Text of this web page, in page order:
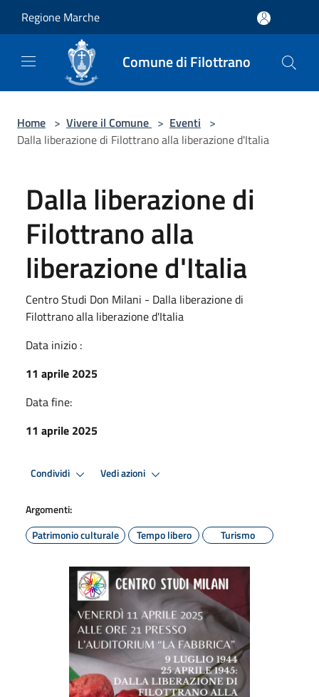
Regione Marche
Comune di Filottrano
Home > Vivere il Comune > Eventi >
Dalla liberazione di Filottrano alla liberazione d'Italia
Dalla liberazione di
Filottrano alla
liberazione d'Italia
Centro Studi Don Milani - Dalla liberazione di
Filottrano alla liberazione d'Italia
Data inizio :
11 aprile 2025
Data fine:
11 aprile 2025
Condividi Vedi azioni
Argomenti:
Patrimonio culturale
Tempo libero Turismo